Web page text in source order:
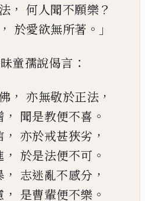
， 何人聞不願樂 ？
， 於愛欲無所著 。」
童孺說偈言 ：
， 亦無敬於正法 ，
， 聞是教便不喜 。
， 亦於戒甚狹劣 ，
， 於是法便不可 。
， 志迷亂不感分 ，
， 是曹輩便不樂 。